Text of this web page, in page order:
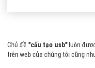
Chủ đề "cấu tạo usb" luôn
trên web của chúng tôi cũng